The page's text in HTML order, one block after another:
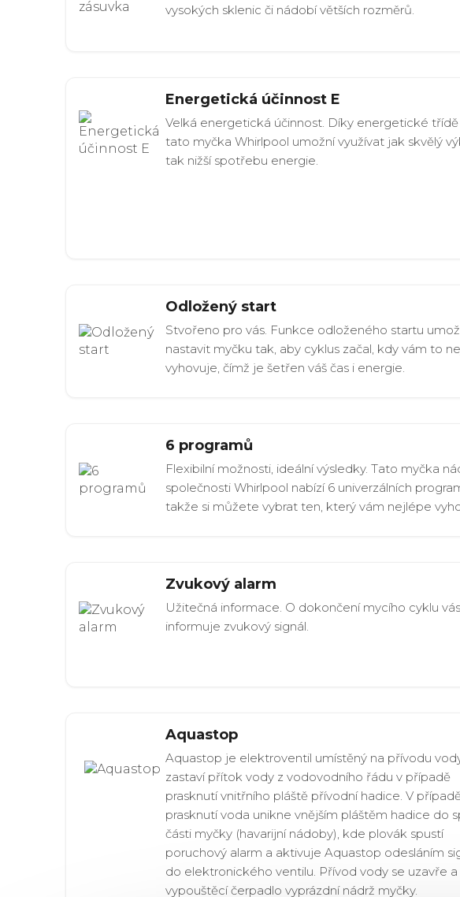
vysokých sklenic či nádobí větších rozměrů.
Energetická účinnost E
Velká energetická účinnost. Díky energetické třídě
tato myčka Whirlpool umožní využívat jak skvělý
tak nižší spotřebu energie.
Odložený start
Stvořeno pro vás. Funkce odloženého startu
nastavit myčku tak, aby cyklus začal, kdy vám to
vyhovuje, čímž je šetřen váš čas i energie.
6 programů
Flexibilní možnosti, ideální výsledky. Tato myčka
společnosti Whirlpool nabízí 6 univerzálních
takže si můžete vybrat ten, který vám nejlépe
Zvukový alarm
Užitečná informace. O dokončení mycího cyklu vás
informuje zvukový signál.
Aquastop
Aquastop je elektroventil umístěný na přívodu
zastaví přítok vody z vodovodního řádu v případě
prasknutí vnitřního pláště přívodní hadice. V
prasknutí voda unikne vnějším pláštěm hadice do
části myčky (havarijní nádoby), kde plovák spustí
poruchový alarm a aktivuje Aquastop odesláním
do elektronického ventilu. Přívod vody se uzavře a
vypouštěcí čerpadlo vyprázdní nádrž myčky.